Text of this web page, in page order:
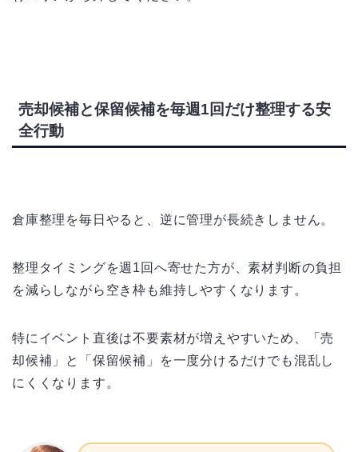
売却候補と保留候補を毎週1回だけ整理する安
全行動
倉庫整理を毎日やると、逆に管理が長続きしません。
整理タイミングを週1回へ寄せた方が、素材判断の負担
を減らしながら空き枠も維持しやすくなります。
特にイベント直後は不要素材が増えやすいため、「売
却候補」と「保留候補」を一度分けるだけでも混乱し
にくくなります。